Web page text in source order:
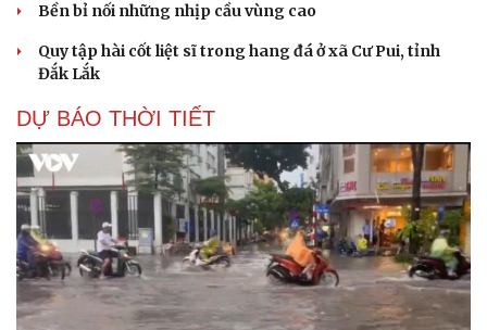
Bền bỉ nối những nhịp cầu vùng cao
Quy tập hài cốt liệt sĩ trong hang đá ở xã Cư Pui, tỉnh
Đắk Lắk
DỰ BÁO THỜI TIẾT